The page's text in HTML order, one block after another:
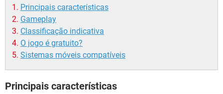
Principais características
Gameplay
Classificação indicativa
O jogo é gratuito?
Sistemas móveis compatíveis
Principais características